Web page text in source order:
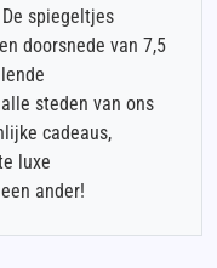
spiegeltjes
doorsnede van 7,5
steden van ons
cadeaus,
luxe
ander!